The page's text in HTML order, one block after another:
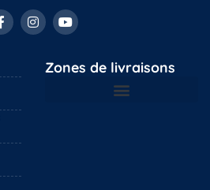
Zones de livraisons